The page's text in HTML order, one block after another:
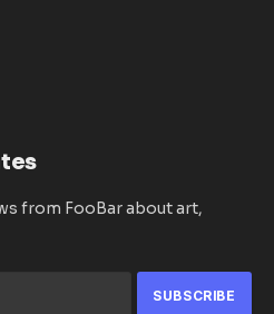
from FooBar about art,